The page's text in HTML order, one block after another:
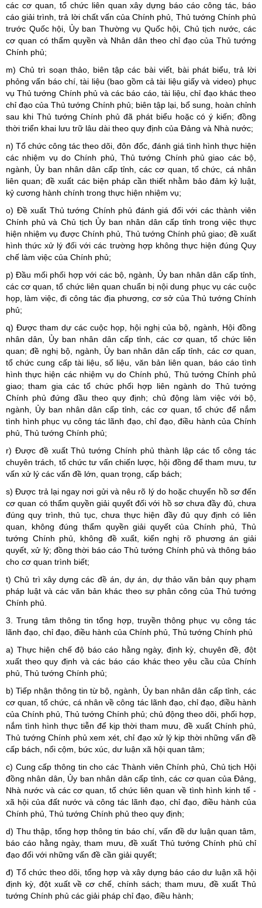
các cơ quan, tổ chức liên quan xây dựng báo cáo công tác, báo
cáo giải trình, trả lời chất vấn của Chính phủ, Thủ tướng Chính phủ
trước Quốc hội, Ủy ban Thường vụ Quốc hội, Chủ tịch nước, các
cơ quan có thẩm quyền và Nhân dân theo chỉ đạo của Thủ tướng
Chính phủ;
m) Chủ trì soạn thảo, biên tập các bài viết, bài phát biểu, trả lời
phỏng vấn báo chí, tài liệu (bao gồm cả tài liệu giấy và video) phục
vụ Thủ tướng Chính phủ và các báo cáo, tài liệu, chỉ đạo khác theo
chỉ đạo của Thủ tướng Chính phủ; biên tập lại, bổ sung, hoàn chỉnh
sau khi Thủ tướng Chính phủ đã phát biểu hoặc có ý kiến; đồng
thời triển khai lưu trữ lâu dài theo quy định của Đảng và Nhà nước;
n) Tổ chức công tác theo dõi, đôn đốc, đánh giá tình hình thực hiện
các nhiệm vụ do Chính phủ, Thủ tướng Chính phủ giao các bộ,
ngành, Ủy ban nhân dân cấp tỉnh, các cơ quan, tổ chức, cá nhân
liên quan; đề xuất các biện pháp cần thiết nhằm bảo đảm kỷ luật,
kỷ cương hành chính trong thực hiện nhiệm vụ;
o) Đề xuất Thủ tướng Chính phủ đánh giá đối với các thành viên
Chính phủ và Chủ tịch Ủy ban nhân dân cấp tỉnh trong việc thực
hiện nhiệm vụ được Chính phủ, Thủ tướng Chính phủ giao; đề xuất
hình thức xử lý đối với các trường hợp không thực hiện đúng Quy
chế làm việc của Chính phủ;
p) Đầu mối phối hợp với các bộ, ngành, Ủy ban nhân dân cấp tỉnh,
các cơ quan, tổ chức liên quan chuẩn bị nội dung phục vụ các cuộc
họp, làm việc, đi công tác địa phương, cơ sở của Thủ tướng Chính
phủ;
q) Được tham dự các cuộc họp, hội nghị của bộ, ngành, Hội đồng
nhân dân, Ủy ban nhân dân cấp tỉnh, các cơ quan, tổ chức liên
quan; đề nghị bộ, ngành, Ủy ban nhân dân cấp tỉnh, các cơ quan,
tổ chức cung cấp tài liệu, số liệu, văn bản liên quan, báo cáo tình
hình thực hiện các nhiệm vụ do Chính phủ, Thủ tướng Chính phủ
giao; tham gia các tổ chức phối hợp liên ngành do Thủ tướng
Chính phủ đứng đầu theo quy định; chủ động làm việc với bộ,
ngành, Ủy ban nhân dân cấp tỉnh, các cơ quan, tổ chức để nắm
tình hình phục vụ công tác lãnh đạo, chỉ đạo, điều hành của Chính
phủ, Thủ tướng Chính phủ;
r) Được đề xuất Thủ tướng Chính phủ thành lập các tổ công tác
chuyên trách, tổ chức tư vấn chiến lược, hội đồng để tham mưu, tư
vấn xử lý các vấn đề lớn, quan trọng, cấp bách;
s) Được trả lại ngay nơi gửi và nêu rõ lý do hoặc chuyển hồ sơ đến
cơ quan có thẩm quyền giải quyết đối với hồ sơ chưa đầy đủ, chưa
đúng quy trình, thủ tục, chưa thực hiện đầy đủ quy định có liên
quan, không đúng thẩm quyền giải quyết của Chính phủ, Thủ
tướng Chính phủ, không đề xuất, kiến nghị rõ phương án giải
quyết, xử lý; đồng thời báo cáo Thủ tướng Chính phủ và thông báo
cho cơ quan trình biết;
t) Chủ trì xây dựng các đề án, dự án, dự thảo văn bản quy phạm
pháp luật và các văn bản khác theo sự phân công của Thủ tướng
Chính phủ.
3. Trung tâm thông tin tổng hợp, truyền thông phục vụ công tác
lãnh đạo, chỉ đạo, điều hành của Chính phủ, Thủ tướng Chính phủ
a) Thực hiện chế độ báo cáo hằng ngày, định kỳ, chuyên đề, đột
xuất theo quy định và các báo cáo khác theo yêu cầu của Chính
phủ, Thủ tướng Chính phủ;
b) Tiếp nhận thông tin từ bộ, ngành, Ủy ban nhân dân cấp tỉnh, các
cơ quan, tổ chức, cá nhân về công tác lãnh đạo, chỉ đạo, điều hành
của Chính phủ, Thủ tướng Chính phủ; chủ động theo dõi, phối hợp,
nắm tình hình thực tiễn để kịp thời tham mưu, đề xuất Chính phủ,
Thủ tướng Chính phủ xem xét, chỉ đạo xử lý kịp thời những vấn đề
cấp bách, nổi cộm, bức xúc, dư luận xã hội quan tâm;
c) Cung cấp thông tin cho các Thành viên Chính phủ, Chủ tịch Hội
đồng nhân dân, Ủy ban nhân dân cấp tỉnh, các cơ quan của Đảng,
Nhà nước và các cơ quan, tổ chức liên quan về tình hình kinh tế -
xã hội của đất nước và công tác lãnh đạo, chỉ đạo, điều hành của
Chính phủ, Thủ tướng Chính phủ theo quy định;
d) Thu thập, tổng hợp thông tin báo chí, vấn đề dư luận quan tâm,
báo cáo hằng ngày, tham mưu, đề xuất Thủ tướng Chính phủ chỉ
đạo đối với những vấn đề cần giải quyết;
đ) Tổ chức theo dõi, tổng hợp và xây dựng báo cáo dư luận xã hội
định kỳ, đột xuất về cơ chế, chính sách; tham mưu, đề xuất Thủ
tướng Chính phủ các giải pháp chỉ đạo, điều hành;